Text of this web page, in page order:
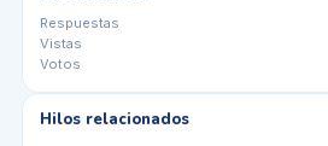
Respuestas
Vistas
Votos
Hilos relacionados